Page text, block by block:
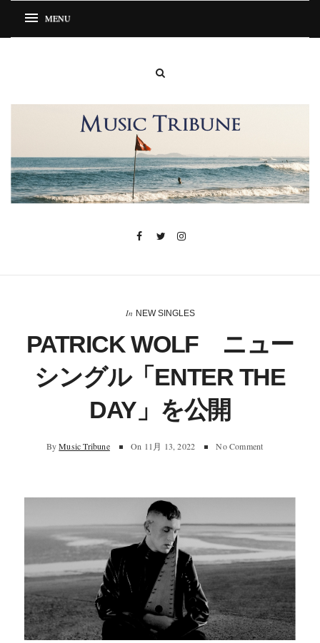
In NEW SINGLES
PATRICK WOLF ニュー
シングル「ENTER THE
DAY」を公開
By Music Tribune On 11月 13, 2022 No Comment